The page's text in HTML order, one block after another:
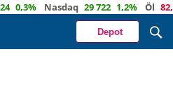
0,3% Nasdaq 29 722 1,2% Öl 82,1
Depot